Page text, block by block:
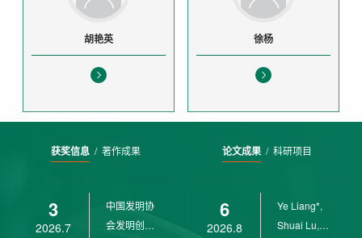
胡艳英 徐杨
获奖信息/ 著作成果
3
2026.7
中国发明协
会发明创业
论文成果/ 科研项目
6
2026.8
Ye Liang*,
Shuai Lu,